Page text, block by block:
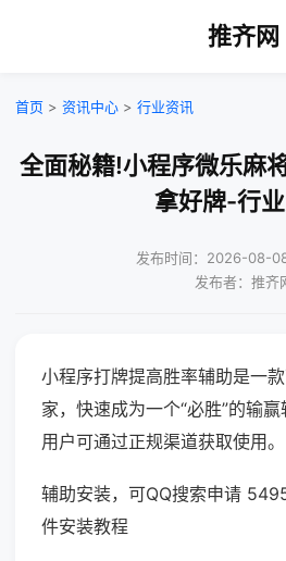
推齐网
首页 > 资讯中心 > 行业资讯
全面秘籍!小程序微乐麻
拿好牌-行
发布时间：2026-08-
发布者：推齐
小程序打牌提高胜率辅助是一
家，快速成为一个“必胜”的输
用户可通过正规渠道获取使用。
辅助安装，可QQ搜索申请
件安装教程